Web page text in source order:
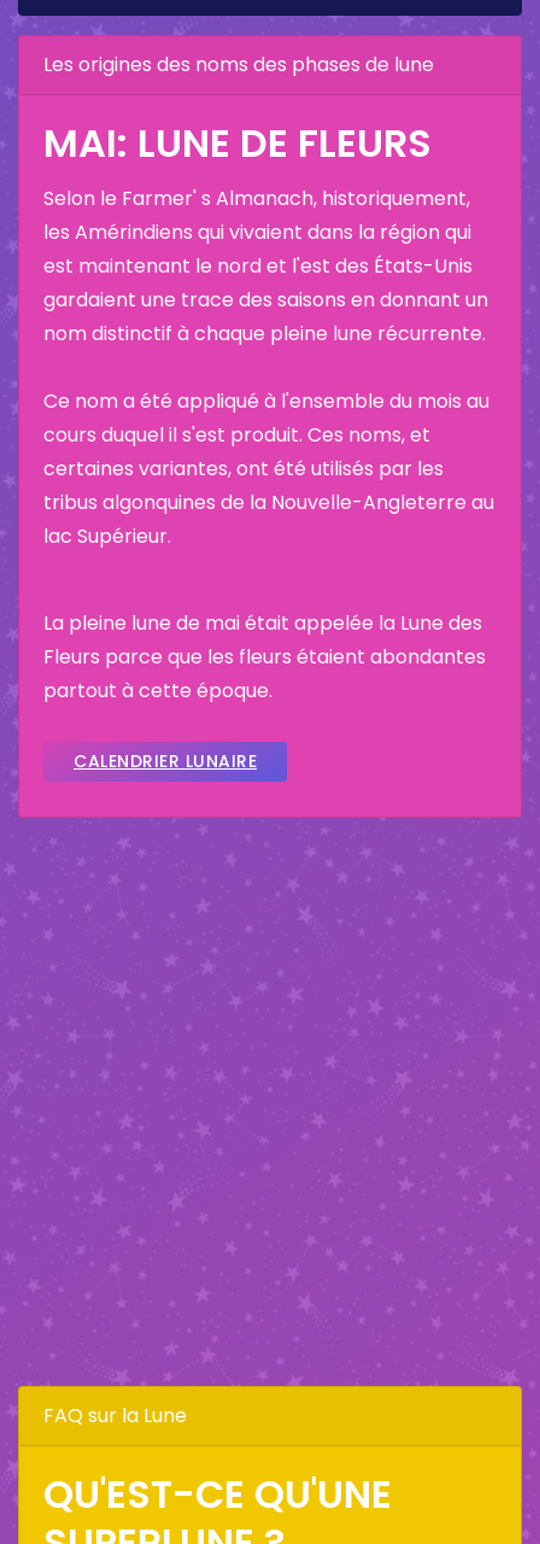
Les origines des noms des phases de lune
MAI: LUNE DE FLEURS
Selon le Farmer' s Almanach, historiquement,
les Amérindiens qui vivaient dans la région qui
est maintenant le nord et l'est des États-Unis
gardaient une trace des saisons en donnant un
nom distinctif à chaque pleine lune récurrente.
Ce nom a été appliqué à l'ensemble du mois au
cours duquel il s'est produit. Ces noms, et
certaines variantes, ont été utilisés par les
tribus algonquines de la Nouvelle-Angleterre au
lac Supérieur.
La pleine lune de mai était appelée la Lune des
Fleurs parce que les fleurs étaient abondantes
partout à cette époque.
CALENDRIER LUNAIRE
FAQ sur la Lune
QU'EST-CE QU'UNE